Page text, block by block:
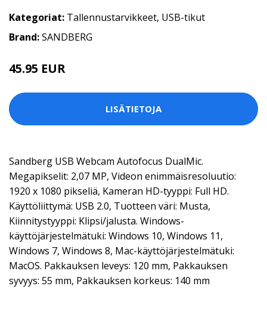
Kategoriat: Tallennustarvikkeet, USB-tikut
Brand:SANDBERG
45.95 EUR
LISÄTIETOJA
Sandberg USB Webcam Autofocus DualMic.
Megapikselit: 2,07 MP, Videon enimmäisresoluutio:
1920 x 1080 pikseliä, Kameran HD-tyyppi: Full HD.
Käyttöliittymä: USB 2.0, Tuotteen väri: Musta,
Kiinnitystyyppi: Klipsi/jalusta. Windows-
käyttöjärjestelmätuki: Windows 10, Windows 11,
Windows 7, Windows 8, Mac-käyttöjärjestelmätuki:
MacOS. Pakkauksen leveys: 120 mm, Pakkauksen
syvyys: 55 mm, Pakkauksen korkeus: 140 mm